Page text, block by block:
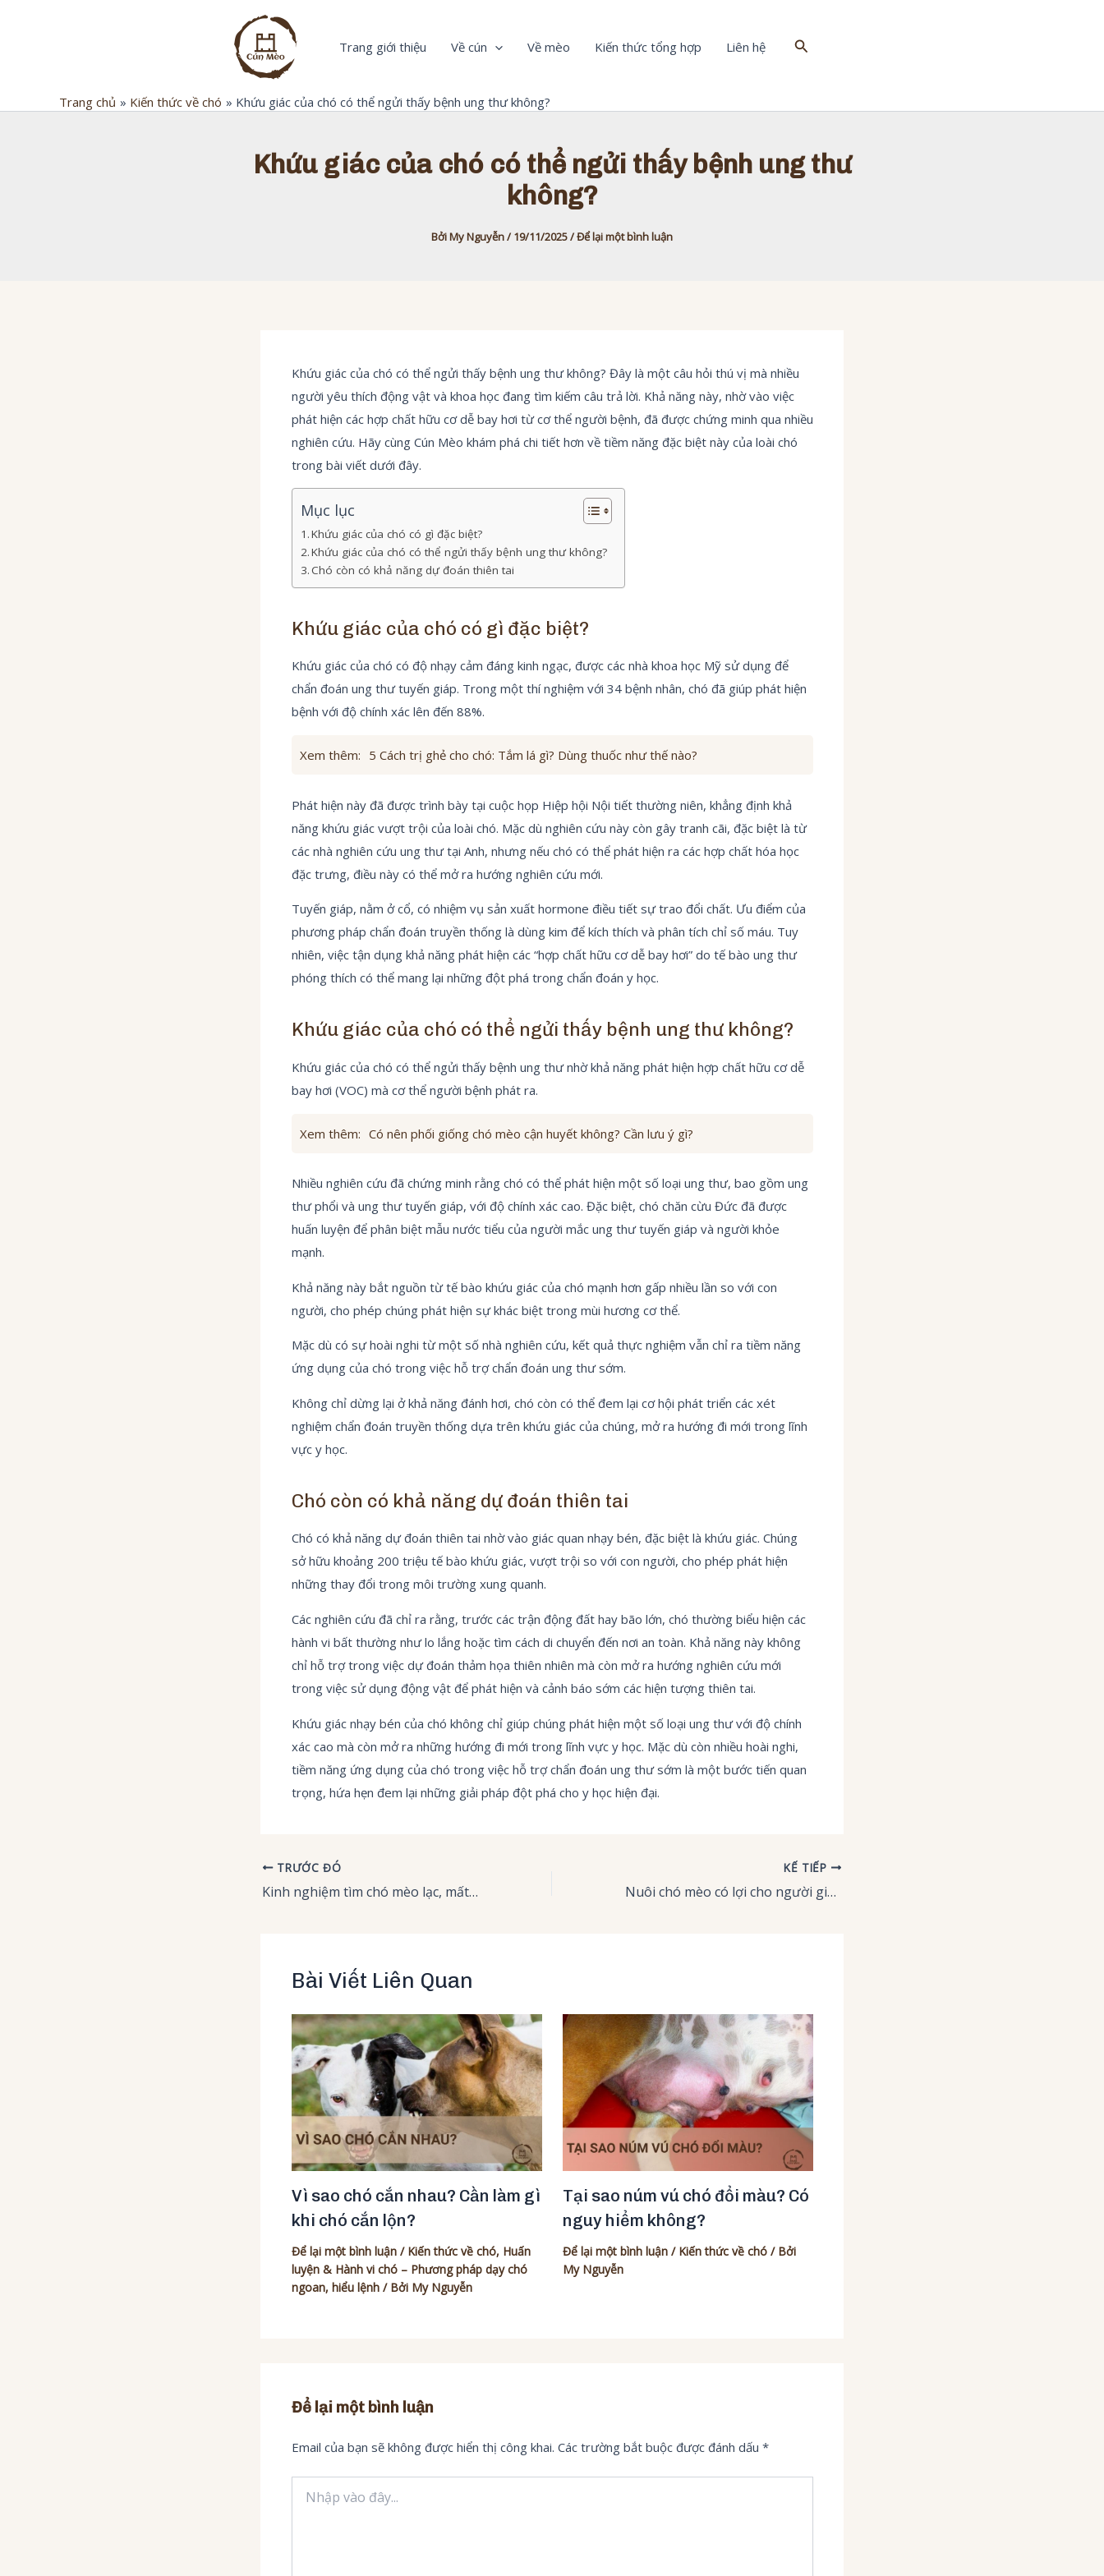
Trang giới thiệu Về cún Về mèo Kiến thức tổng hợp Liên hệ
Tìm
Trang chủ Kiến thức về chó Khứu giác của chó có thể ngửi thấy bệnh ung thư không?
Khứu giác của chó có thể ngửi thấy bệnh ung thư
không?
BởiMy Nguyễn/ 19/11/2025/Để lại một bình luận
Khứu giác của chó có thể ngửi thấy bệnh ung thư không? Đây là một câu hỏi thú vị mà nhiều
người yêu thích động vật và khoa học đang tìm kiếm câu trả lời. Khả năng này, nhờ vào việc
phát hiện các hợp chất hữu cơ dễ bay hơi từ cơ thể người bệnh, đã được chứng minh qua nhiều
nghiên cứu. Hãy cùng Cún Mèo khám phá chi tiết hơn về tiềm năng đặc biệt này của loài chó
trong bài viết dưới đây.
Mục lục
Khứu giác của chó có gì đặc biệt?
Khứu giác của chó có thể ngửi thấy bệnh ung thư không?
Chó còn có khả năng dự đoán thiên tai
Khứu giác của chó có gì đặc biệt?
Khứu giác của chó có độ nhạy cảm đáng kinh ngạc, được các nhà khoa học Mỹ sử dụng để
chẩn đoán ung thư tuyến giáp. Trong một thí nghiệm với 34 bệnh nhân, chó đã giúp phát hiện
bệnh với độ chính xác lên đến 88%.
Xem thêm: 5 Cách trị ghẻ cho chó: Tắm lá gì? Dùng thuốc như thế nào?
Phát hiện này đã được trình bày tại cuộc họp Hiệp hội Nội tiết thường niên, khẳng định khả
năng khứu giác vượt trội của loài chó. Mặc dù nghiên cứu này còn gây tranh cãi, đặc biệt là từ
các nhà nghiên cứu ung thư tại Anh, nhưng nếu chó có thể phát hiện ra các hợp chất hóa học
đặc trưng, điều này có thể mở ra hướng nghiên cứu mới.
Tuyến giáp, nằm ở cổ, có nhiệm vụ sản xuất hormone điều tiết sự trao đổi chất. Ưu điểm của
phương pháp chẩn đoán truyền thống là dùng kim để kích thích và phân tích chỉ số máu. Tuy
nhiên, việc tận dụng khả năng phát hiện các “hợp chất hữu cơ dễ bay hơi” do tế bào ung thư
phóng thích có thể mang lại những đột phá trong chẩn đoán y học.
Khứu giác của chó có thể ngửi thấy bệnh ung thư không?
Khứu giác của chó có thể ngửi thấy bệnh ung thư nhờ khả năng phát hiện hợp chất hữu cơ dễ
bay hơi (VOC) mà cơ thể người bệnh phát ra.
Xem thêm: Có nên phối giống chó mèo cận huyết không? Cần lưu ý gì?
Nhiều nghiên cứu đã chứng minh rằng chó có thể phát hiện một số loại ung thư, bao gồm ung
thư phổi và ung thư tuyến giáp, với độ chính xác cao. Đặc biệt, chó chăn cừu Đức đã được
huấn luyện để phân biệt mẫu nước tiểu của người mắc ung thư tuyến giáp và người khỏe
mạnh.
Khả năng này bắt nguồn từ tế bào khứu giác của chó mạnh hơn gấp nhiều lần so với con
người, cho phép chúng phát hiện sự khác biệt trong mùi hương cơ thể.
Mặc dù có sự hoài nghi từ một số nhà nghiên cứu, kết quả thực nghiệm vẫn chỉ ra tiềm năng
ứng dụng của chó trong việc hỗ trợ chẩn đoán ung thư sớm.
Không chỉ dừng lại ở khả năng đánh hơi, chó còn có thể đem lại cơ hội phát triển các xét
nghiệm chẩn đoán truyền thống dựa trên khứu giác của chúng, mở ra hướng đi mới trong lĩnh
vực y học.
Chó còn có khả năng dự đoán thiên tai
Chó có khả năng dự đoán thiên tai nhờ vào giác quan nhạy bén, đặc biệt là khứu giác. Chúng
sở hữu khoảng 200 triệu tế bào khứu giác, vượt trội so với con người, cho phép phát hiện
những thay đổi trong môi trường xung quanh.
Các nghiên cứu đã chỉ ra rằng, trước các trận động đất hay bão lớn, chó thường biểu hiện các
hành vi bất thường như lo lắng hoặc tìm cách di chuyển đến nơi an toàn. Khả năng này không
chỉ hỗ trợ trong việc dự đoán thảm họa thiên nhiên mà còn mở ra hướng nghiên cứu mới
trong việc sử dụng động vật để phát hiện và cảnh báo sớm các hiện tượng thiên tai.
Khứu giác nhạy bén của chó không chỉ giúp chúng phát hiện một số loại ung thư với độ chính
xác cao mà còn mở ra những hướng đi mới trong lĩnh vực y học. Mặc dù còn nhiều hoài nghi,
tiềm năng ứng dụng của chó trong việc hỗ trợ chẩn đoán ung thư sớm là một bước tiến quan
trọng, hứa hẹn đem lại những giải pháp đột phá cho y học hiện đại.
TRƯỚC ĐÓ
Kinh nghiệm tìm chó mèo lạc, mất & Lưu ý cần ghi nhớ khi tìm kiếm
KẾ TIẾP
Nuôi chó mèo có lợi cho người già? Mèo có vẻ thích người cao tuổi?
Bài Viết Liên Quan
Vì sao chó cắn nhau? Cần làm gì
khi chó cắn lộn?
Để lại một bình luận / Kiến thức về chó, Huấn
luyện & Hành vi chó – Phương pháp dạy chó
ngoan, hiểu lệnh/ Bởi My Nguyễn
Tại sao núm vú chó đổi màu? Có
nguy hiểm không?
Để lại một bình luận / Kiến thức về chó/ Bởi
My Nguyễn
Để lại một bình luận
Email của bạn sẽ không được hiển thị công khai. Các trường bắt buộc được đánh dấu *
vào